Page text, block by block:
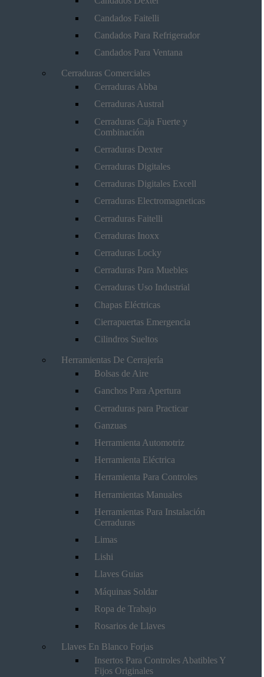
Candados Faitelli
Candados Para Refrigerador
Candados Para Ventana
Cerraduras Comerciales
Cerraduras Abba
Cerraduras Austral
Cerraduras Caja Fuerte y
Combinación
Cerraduras Dexter
Cerraduras Digitales
Cerraduras Digitales Excell
Cerraduras Electromagneticas
Cerraduras Faitelli
Cerraduras Inoxx
Cerraduras Locky
Cerraduras Para Muebles
Cerraduras Uso Industrial
Chapas Eléctricas
Cierrapuertas Emergencia
Cilindros Sueltos
Herramientas De Cerrajería
Bolsas de Aire
Ganchos Para Apertura
Cerraduras para Practicar
Ganzuas
Herramienta Automotriz
Herramienta Eléctrica
Herramienta Para Controles
Herramientas Manuales
Herramientas Para Instalación
Cerraduras
Limas
Lishi
Llaves Guias
Máquinas Soldar
Ropa de Trabajo
Rosarios de Llaves
Llaves En Blanco Forjas
Insertos Para Controles Abatibles Y
Fijos Originales